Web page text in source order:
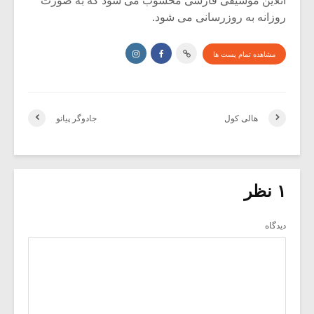
روزانه به روزرسانی می شود.
مشاهده تمام پست ها
جادوگر پیانو هالی کول
۱ نظر
دیدگاه